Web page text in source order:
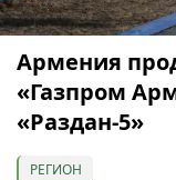
Армения
«Газпром
«Раздан-5»
РЕГИОН